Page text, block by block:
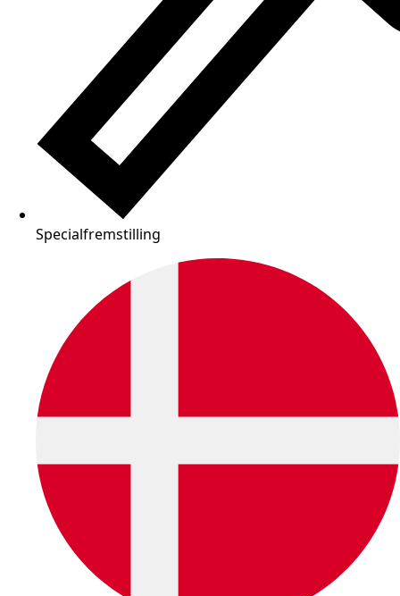
Specialfremstilling